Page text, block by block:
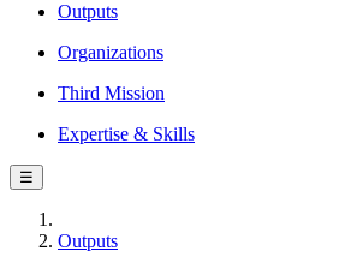
Outputs
Organizations
Third Mission
Expertise & Skills
☰
Outputs